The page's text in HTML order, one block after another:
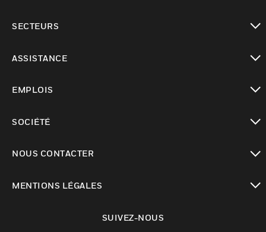
SECTEURS
ASSISTANCE
EMPLOIS
SOCIÉTÉ
NOUS CONTACTER
MENTIONS LÉGALES
SUIVEZ-NOUS